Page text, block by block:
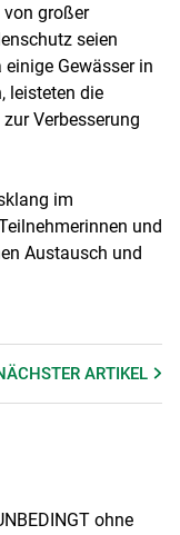
großer
seien
Gewässer in
leisteten die
Verbesserung
im
und
Austausch und
ARTIKEL
ohne